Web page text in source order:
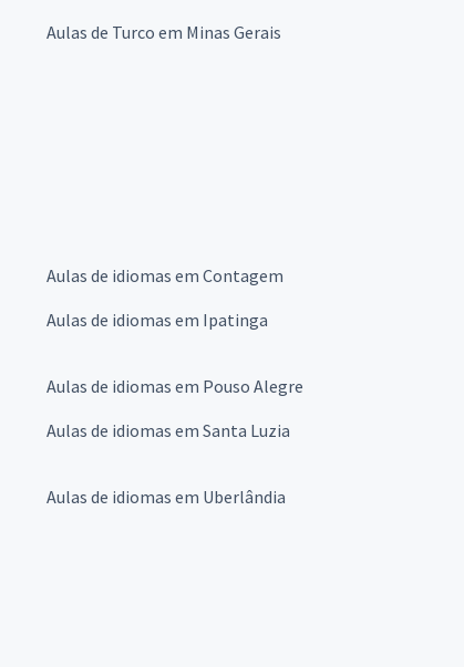
Aulas de Turco em Minas Gerais
Aulas de idiomas em Contagem
Aulas de idiomas em Ipatinga
Aulas de idiomas em Pouso Alegre
Aulas de idiomas em Santa Luzia
Aulas de idiomas em Uberlândia